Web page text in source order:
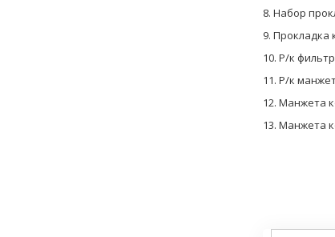
8. Набор
9. Прокладка
10. Р/к
11. Р/к
12. Манжета
13. Манжета